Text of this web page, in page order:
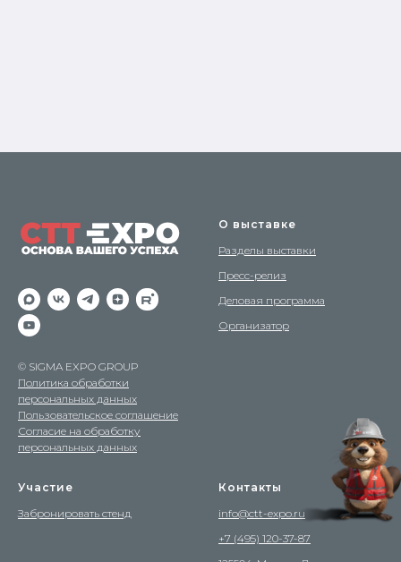
© SIGMA EXPO GROUP
Политика обработки
персональных данных
Пользовательское соглашение
Согласие на обработку
персональных данных
О выставке
Разделы выставки
Пресс-релиз
Деловая программа
Организатор
Участие
Забронировать стенд
Контакты
info@ctt-expo.ru
+7 (495) 120-37-87